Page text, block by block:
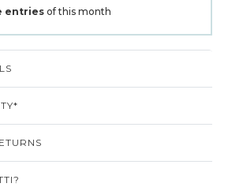
entries of this month